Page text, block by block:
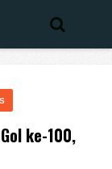
ke-100,